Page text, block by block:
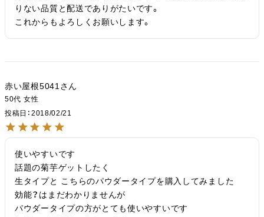
りない品質と配送でありがたいです。
これからもよろしくお願いします。
赤い屋根5041
50代 女性
投稿日
2018/02/21
使いやすいです
話題の菊芋ゲットしたく
生タイプと こちらのパウダータイプを購入してみました
効能？はまだわかりませんが
パウダータイプの方がとても使いやすいです